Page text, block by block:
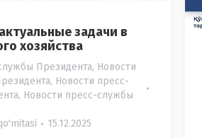
задачи в
хозяйства
Президента, Новости
, Новости пресс-
, Новости пресс-службы
15.12.2025